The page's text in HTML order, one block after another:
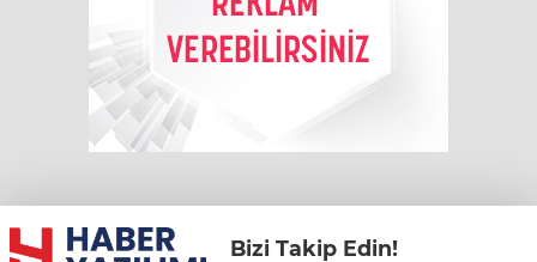
Bizi Takip Edin!